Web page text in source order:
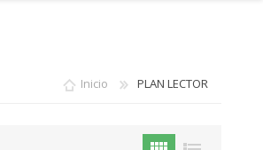
Inicio PLAN LECTOR